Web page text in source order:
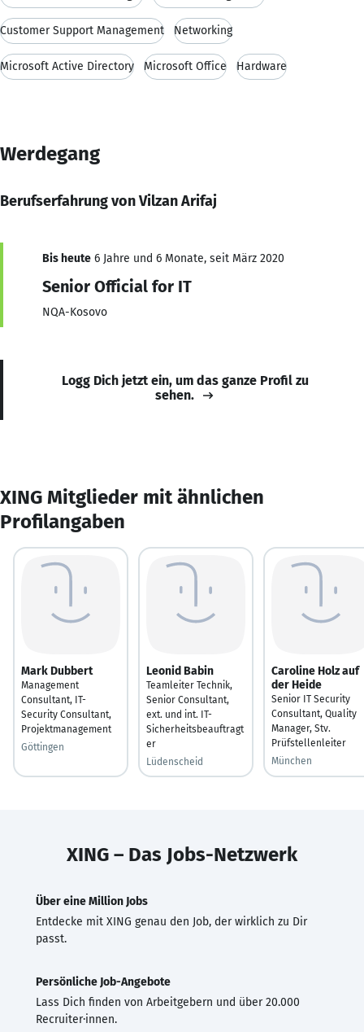
Customer Support Management Networking
Microsoft Active Directory Microsoft Office Hardware
Werdegang
Berufserfahrung von Vilzan Arifaj
Bis heute 6 Jahre und 6 Monate, seit März 2020
Senior Official for IT
NQA-Kosovo
Logg Dich jetzt ein, um das ganze Profil zu
sehen.
XING Mitglieder mit ähnlichen
Profilangaben
Mark Dubbert
Management
Consultant, IT-
Security Consultant,
Projektmanagement
Göttingen
Leonid Babin
Teamleiter Technik,
Senior Consultant,
ext. und int. IT-
Sicherheitsbeauftragt
er
Lüdenscheid
Caroline Holz auf
der Heide
Senior IT Security
Consultant, Quality
Manager, Stv.
Prüfstellenleiter
München
XING – Das Jobs-Netzwerk
Über eine Million Jobs
Entdecke mit XING genau den Job, der wirklich zu Dir
passt.
Persönliche Job-Angebote
Lass Dich finden von Arbeitgebern und über 20.000
Recruiter·innen.